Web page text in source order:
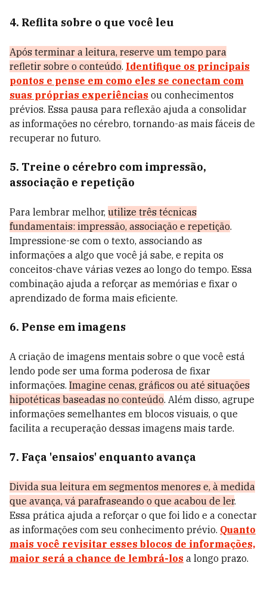
4. Reflita sobre o que você leu
Após terminar a leitura, reserve um tempo para
refletir sobre o conteúdo. Identifique os principais
pontos e pense em como eles se conectam com
suas próprias experiências ou conhecimentos
prévios. Essa pausa para reflexão ajuda a consolidar
as informações no cérebro, tornando-as mais fáceis de
recuperar no futuro.
5. Treine o cérebro com impressão,
associação e repetição
Para lembrar melhor, utilize três técnicas
fundamentais: impressão, associação e repetição.
Impressione-se com o texto, associando as
informações a algo que você já sabe, e repita os
conceitos-chave várias vezes ao longo do tempo. Essa
combinação ajuda a reforçar as memórias e fixar o
aprendizado de forma mais eficiente.
6. Pense em imagens
A criação de imagens mentais sobre o que você está
lendo pode ser uma forma poderosa de fixar
informações. Imagine cenas, gráficos ou até situações
hipotéticas baseadas no conteúdo. Além disso, agrupe
informações semelhantes em blocos visuais, o que
facilita a recuperação dessas imagens mais tarde.
7. Faça 'ensaios' enquanto avança
Divida sua leitura em segmentos menores e, à medida
que avança, vá parafraseando o que acabou de ler.
Essa prática ajuda a reforçar o que foi lido e a conectar
as informações com seu conhecimento prévio. Quanto
mais você revisitar esses blocos de informações,
maior será a chance de lembrá-los a longo prazo.